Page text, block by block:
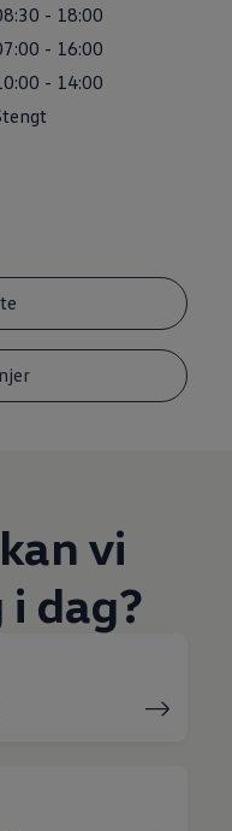
- 18:00
- 16:00
- 14:00
vi
i dag?